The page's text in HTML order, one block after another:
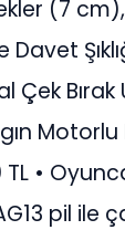
(7
Davet
Çek
•
pil ile